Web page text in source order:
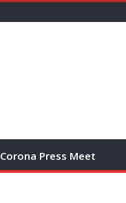
Corona Press Meet